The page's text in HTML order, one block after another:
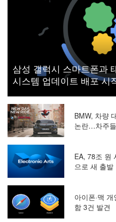
삼성 갤럭시 스마트폰과
시스템 업데이트 배포 시
BMW, 차량
논란…차주
EA, 78조 원
으로 새 출발
아이폰·맥
함 3건 발견